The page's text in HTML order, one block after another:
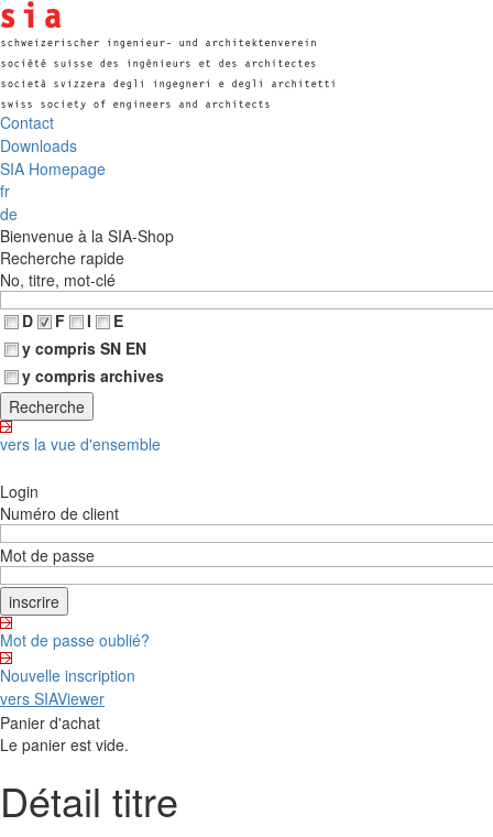
Contact
Downloads
SIA Homepage
fr
de
Bienvenue à la SIA-Shop
Recherche rapide
No, titre, mot-clé
D
F I
E
y compris SN EN
y compris archives
vers la vue d'ensemble
Login
Numéro de client
Mot de passe
Mot de passe oublié?
Nouvelle inscription
vers SIAViewer
Panier d'achat
Le panier est vide.
Détail titre